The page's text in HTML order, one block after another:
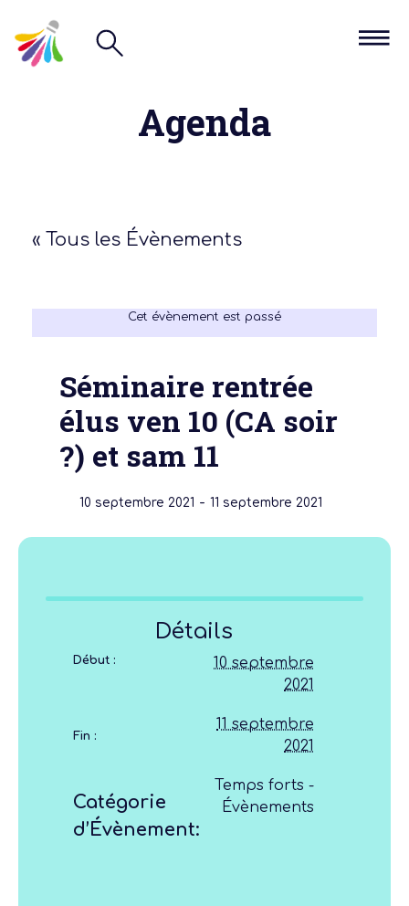
Agenda
« Tous les Évènements
Cet évènement est passé
Séminaire rentrée
élus ven 10 (CA soir
?) et sam 11
10 septembre 2021 - 11 septembre 2021
Détails
Début :
10 septembre
2021
Fin :
11 septembre
2021
Catégorie
d’Évènement:
Temps forts -
Évènements